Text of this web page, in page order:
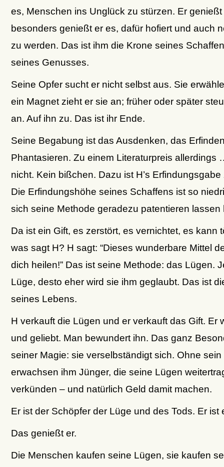
es, Menschen ins Unglück zu stürzen. Er
besonders genießt er es, dafür hofiert und auch
zu werden. Das ist ihm die Krone seines
seines Genusses.
Seine Opfer sucht er nicht selbst aus. Sie
ein Magnet zieht er sie an; früher oder später
an. Auf ihn zu. Das ist ihr Ende.
Seine Begabung ist das Ausdenken, das
Phantasieren. Zu einem Literaturpreis allerdings
nicht. Kein bißchen. Dazu ist H’s
Die Erfindungshöhe seines Schaffens ist so
sich seine Methode geradezu patentieren lassen
Da ist ein Gift, es zerstört, es vernichtet, es kann
was sagt H? H sagt: “Dieses wunderbare Mittel
dich heilen!” Das ist seine Methode: das Lügen.
Lüge, desto eher wird sie ihm geglaubt. Das ist
seines Lebens.
H verkauft die Lügen und er verkauft das Gift. Er
und geliebt. Man bewundert ihn. Das ganz
seiner Magie: sie verselbständigt sich. Ohne sein
erwachsen ihm Jünger, die seine Lügen
verkünden – und natürlich Geld damit machen.
Er ist der Schöpfer der Lüge und des Tods. Er ist
Das genießt er.
Die Menschen kaufen seine Lügen, sie kaufen